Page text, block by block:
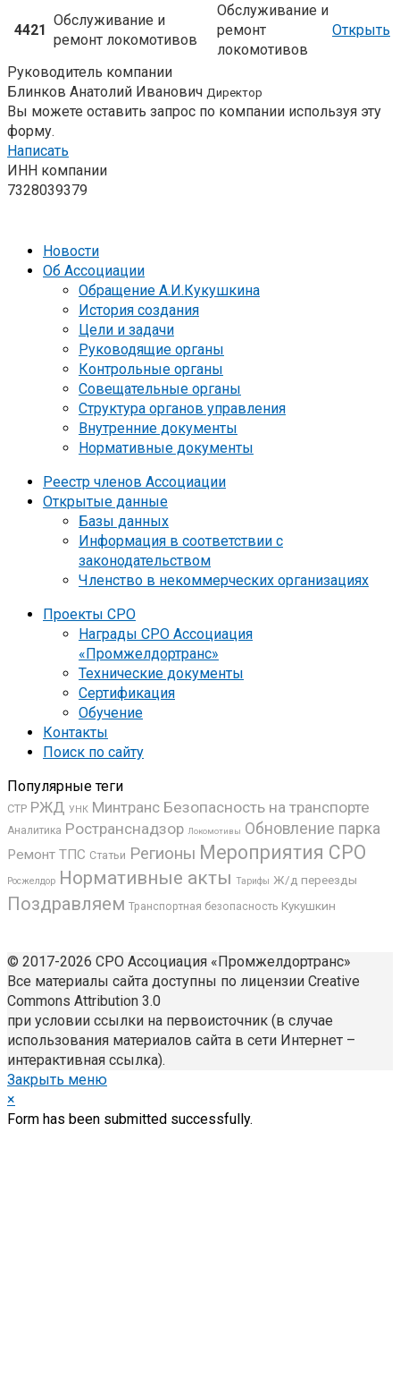
4421
Обслуживание и
ремонт локомотивов
Обслуживание и
ремонт
локомотивов
Открыть
Руководитель компании
Блинков Анатолий Иванович Директор
Вы можете оставить запрос по компании используя эту
форму.
Написать
ИНН компании
7328039379
Новости
Об Ассоциации
Обращение А.И.Кукушкина
История создания
Цели и задачи
Руководящие органы
Контрольные органы
Совещательные органы
Структура органов управления
Внутренние документы
Нормативные документы
Реестр членов Ассоциации
Открытые данные
Базы данных
Информация в соответствии с
законодательством
Членство в некоммерческих организациях
Проекты СРО
Награды СРО Ассоциация
«Промжелдортранс»
Технические документы
Сертификация
Обучение
Контакты
Поиск по сайту
Популярные теги
СТР РЖД УНК Минтранс Безопасность на транспорте
Аналитика Ространснадзор Локомотивы Обновление парка
Ремонт ТПС Статьи Регионы Мероприятия СРО
Росжелдор Нормативные акты Тарифы Ж/д переезды
Поздравляем Транспортная безопасность Кукушкин
© 2017-2026 СРО Ассоциация «Промжелдортранс»
Все материалы сайта доступны по лицензии Creative
Commons Attribution 3.0
при условии ссылки на первоисточник (в случае
использования материалов сайта в сети Интернет –
интерактивная ссылка).
Закрыть меню
×
Form has been submitted successfully.